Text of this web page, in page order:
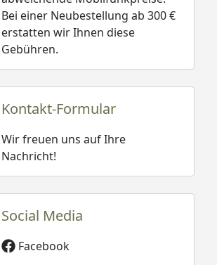
Bei einer Neubestellung ab 300 €
erstatten wir Ihnen diese
Gebühren.
Kontakt-Formular
Wir freuen uns auf Ihre
Nachricht!
Social Media
Facebook